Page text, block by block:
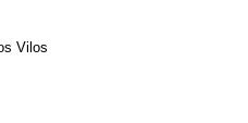
Vilos